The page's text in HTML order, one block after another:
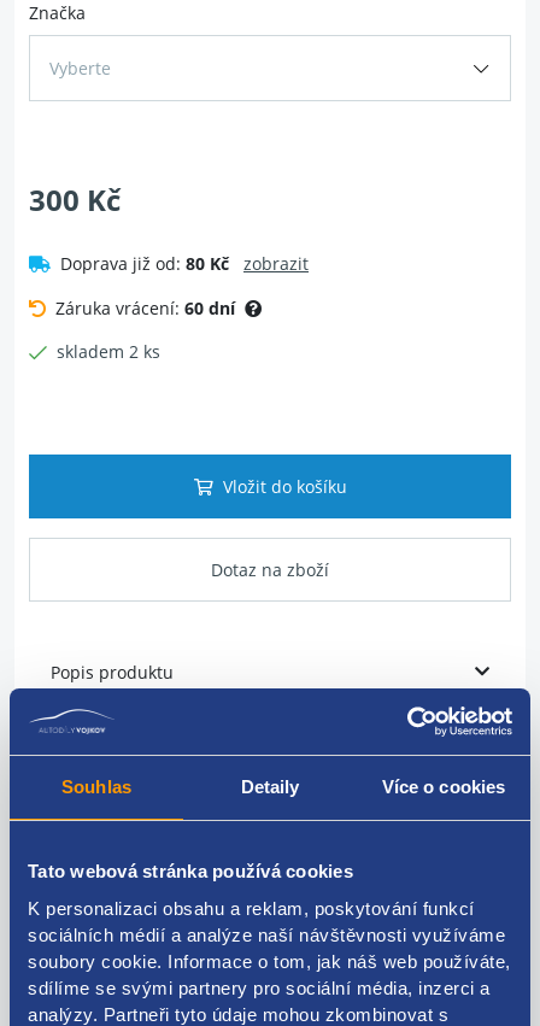
Souhlas Detaily Více o cookies
Tato webová stránka používá cookies
K personalizaci obsahu a reklam, poskytování funkcí
sociálních médií a analýze naší návštěvnosti využíváme
soubory cookie. Informace o tom, jak náš web používáte,
sdílíme se svými partnery pro sociální média, inzerci a
analýzy. Partneři tyto údaje mohou zkombinovat s
Značka
Vyberte
300 Kč
Doprava již od: 80 Kč
zobrazit
Záruka vrácení: 60 dní
skladem 2 ks
Vložit do košíku
Dotaz na zboží
Popis produktu
VAG originál: 6C0122157A
Kódy produktu
6C0122157A